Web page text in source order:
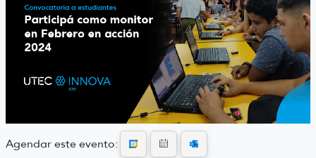
Agendar este evento: